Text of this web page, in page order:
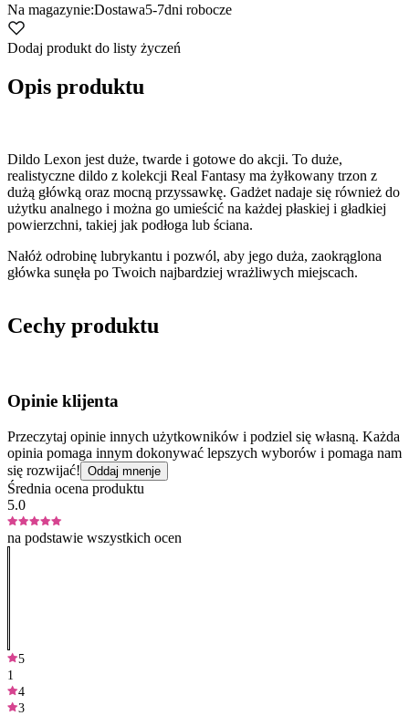
Na magazynie:Dostawa5-7dni robocze
Dodaj produkt do listy życzeń
Opis produktu
Dildo Lexon jest duże, twarde i gotowe do akcji. To duże,
realistyczne dildo z kolekcji Real Fantasy ma żyłkowany trzon z
dużą główką oraz mocną przyssawkę. Gadżet nadaje się również do
użytku analnego i można go umieścić na każdej płaskiej i gładkiej
powierzchni, takiej jak podłoga lub ściana.
Nałóż odrobinę lubrykantu i pozwól, aby jego duża, zaokrąglona
główka sunęła po Twoich najbardziej wrażliwych miejscach.
Cechy produktu
Opinie klijenta
Przeczytaj opinie innych użytkowników i podziel się własną. Każda
opinia pomaga innym dokonywać lepszych wyborów i pomaga nam
się rozwijać! Oddaj mnenje
Średnia ocena produktu
5.0
na podstawie wszystkich ocen
5
1
4
3